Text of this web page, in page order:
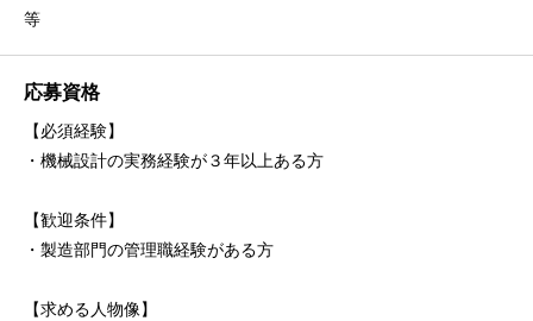
等
応募資格
【必須経験】
・機械設計の実務経験が３年以上ある方
【歓迎条件】
・製造部門の管理職経験がある方
【求める人物像】